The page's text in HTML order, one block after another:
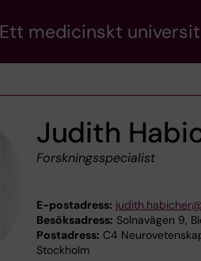
Ett medicinskt
Judith
Forskningsspecialist
E-postadress:
Besöksadress: Solnavägen 9,
Postadress: C4
Stockholm